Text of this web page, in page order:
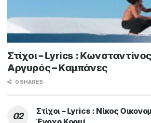
Στίχοι – Lyrics : Κωνσταντίνος
Αργυρός – Καμπάνες
0 SHARES
Στίχοι – Lyrics : Νίκος